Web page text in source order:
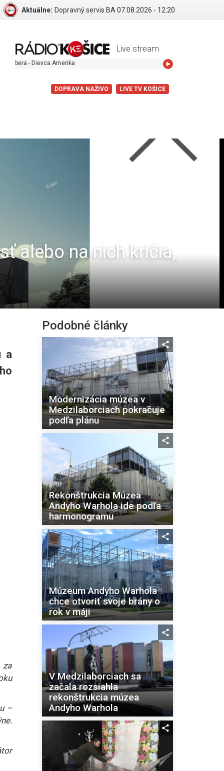
Aktuálne: Dopravný servis BA 07.08.2026 - 12:20
Live stream
Amerika
DOPRAVA NAŽIVO LIVE TV KOŠICE
alebo na nich kričia,
a
za
–
Podobné články
Modernizácia múzea v
Medzilaborciach pokračuje
podľa plánu
Rekonštrukcia Múzea
Andyho Warhola ide podľa
harmonogramu
Múzeum Andyho Warhola
chce otvoriť svoje brány o
rok v máji
V Medzilaborciach sa
začala rozsiahla
rekonštrukcia múzea
Andyho Warhola